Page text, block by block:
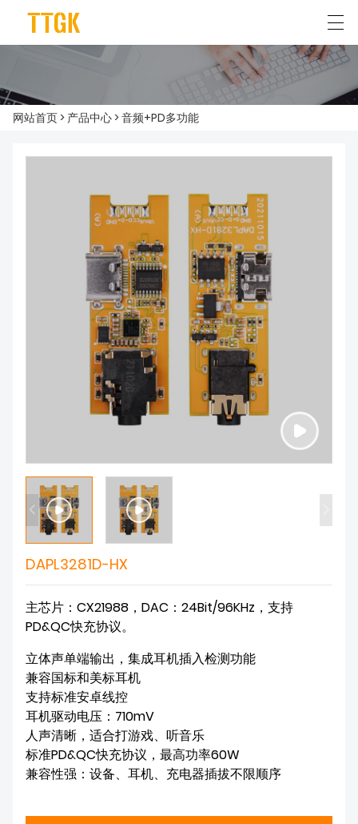
网站首页> 产品中心>音频+PD多功能
DAPL3281D-HX
主芯片：CX21988，DAC：24Bit/96KHz，支持
PD&QC快充协议。
立体声单端输出，集成耳机插入检测功能
兼容国标和美标耳机
支持标准安卓线控
耳机驱动电压：710mV
人声清晰，适合打游戏、听音乐
标准PD&QC快充协议，最高功率60W
兼容性强：设备、耳机、充电器插拔不限顺序